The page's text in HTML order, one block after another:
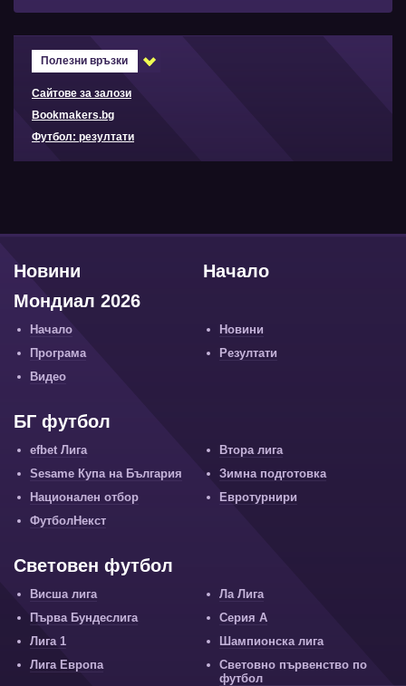
Полезни връзки
Сайтове за залози
Bookmakers.bg
Футбол: резултати
Начало
Новини
Мондиал 2026
Начало
Новини
Програма
Резултати
Видео
БГ футбол
efbet Лига
Втора лига
Sesame Купа на България
Зимна подготовка
Национален отбор
Евротурнири
ФутболНекст
Световен футбол
Висша лига
Ла Лига
Първа Бундеслига
Серия А
Лига 1
Шампионска лига
Лига Европа
Световно първенство по
футбол